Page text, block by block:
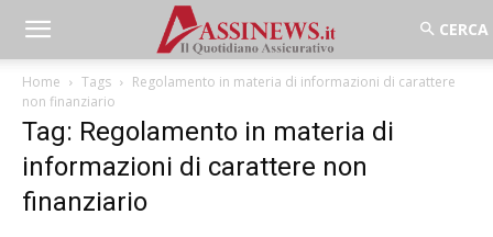
Home Tags
Regolamento in materia di informazioni di carattere
non finanziario
Tag: Regolamento in materia di
informazioni di carattere non
finanziario